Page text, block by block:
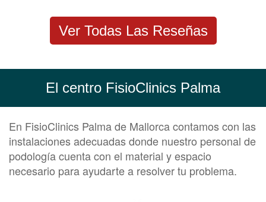
Ver Todas Las Reseñas
El centro FisioClinics Palma
En FisioClinics Palma de Mallorca contamos con las
instalaciones adecuadas donde nuestro personal de
podología cuenta con el material y espacio
necesario para ayudarte a resolver tu problema.